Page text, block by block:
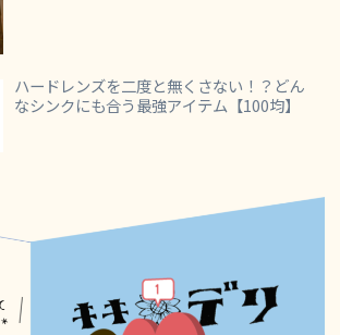
ハードレンズを二度と無くさない！？どん
なシンクにも合う最強アイテム【100均】